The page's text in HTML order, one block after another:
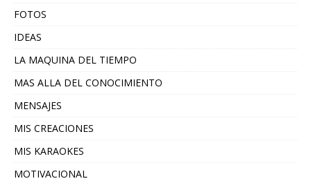
FOTOS
IDEAS
LA MAQUINA DEL TIEMPO
MAS ALLA DEL CONOCIMIENTO
MENSAJES
MIS CREACIONES
MIS KARAOKES
MOTIVACIONAL